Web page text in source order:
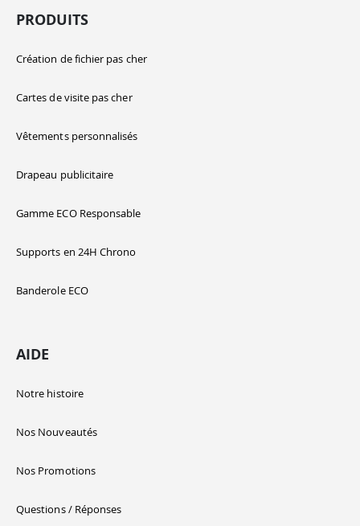
PRODUITS
Création de fichier pas cher
Cartes de visite pas cher
Vêtements personnalisés
Drapeau publicitaire
Gamme ECO Responsable
Supports en 24H Chrono
Banderole ECO
AIDE
Notre histoire
Nos Nouveautés
Nos Promotions
Questions / Réponses